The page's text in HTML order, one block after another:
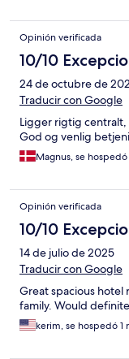
Opinión verificada
10/10
24 de octubre de
Traducir con Google
Ligger rigtig
God og venlig
Magnus, se
Opinión verificada
10/10
14 de julio de 2025
Traducir con Google
Great spacious
family. Would
kerim, se hospedó 1